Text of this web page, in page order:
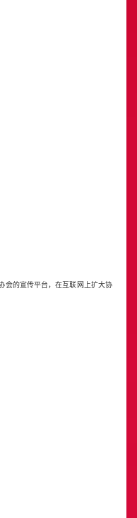
会的宣传平台，在互联网上扩大协